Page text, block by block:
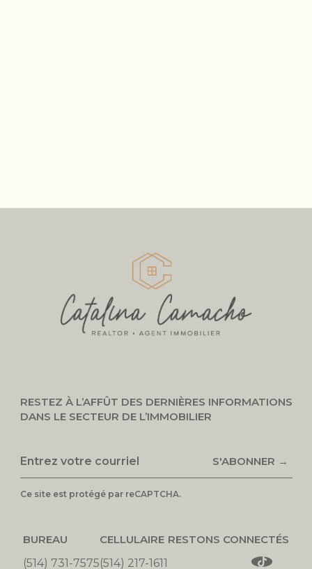
RESTEZ À L’AFFÛT DES DERNIÈRES INFORMATIONS
DANS LE SECTEUR DE L’IMMOBILIER
S'ABONNER →
Ce site est protégé par reCAPTCHA.
BUREAU
(514) 731-7575
CELLULAIRE
(514) 217-1611
RESTONS CONNECTÉS